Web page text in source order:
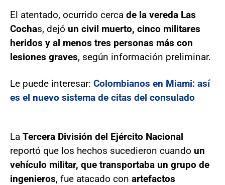
El atentado, ocurrido cerca de la vereda Las
Cochas, dejó un civil muerto, cinco militares
heridos y al menos tres personas más con
lesiones graves, según información preliminar.
Le puede interesar: Colombianos en Miami: así
es el nuevo sistema de citas del consulado
La Tercera División del Ejército Nacional
reportó que los hechos sucedieron cuando un
vehículo militar, que transportaba un grupo de
ingenieros, fue atacado con artefactos